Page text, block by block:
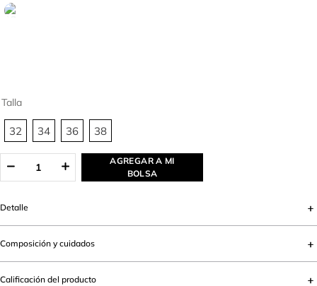
Talla
32 34 36 38
AGREGAR A MI
BOLSA
Detalle
Composición y cuidados
Calificación del producto